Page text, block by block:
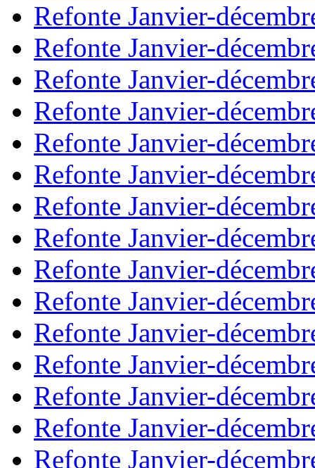
Refonte Janvier-
Refonte Janvier-
Refonte Janvier-
Refonte Janvier-
Refonte Janvier-
Refonte Janvier-
Refonte Janvier-
Refonte Janvier-
Refonte Janvier-
Refonte Janvier-
Refonte Janvier-
Refonte Janvier-
Refonte Janvier-
Refonte Janvier-
Refonte Janvier-